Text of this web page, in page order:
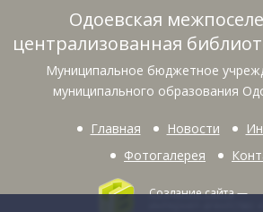
Одоевская
централизованная
Муниципальное бюджетное
муниципального образования
Главная Новости
Фотогалерея
Создание сайта—